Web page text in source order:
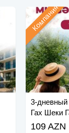
3-дневный
Гах Шеки
Компания
109 AZN